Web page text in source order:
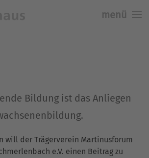
menü
Bildung ist das Anliegen
will der Trägerverein Martinusforum
e.V. einen Beitrag zu